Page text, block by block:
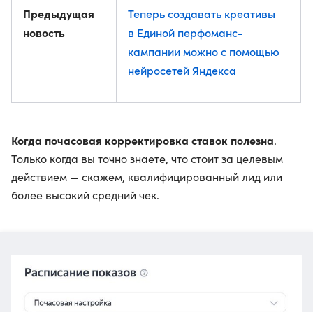
Предыдущая
новость
Теперь создавать креативы
в Единой перфоманс-
кампании можно с помощью
нейросетей Яндекса
Когда почасовая корректировка ставок полезна.
Только когда вы точно знаете, что стоит за целевым
действием — скажем, квалифицированный лид или
более высокий средний чек.